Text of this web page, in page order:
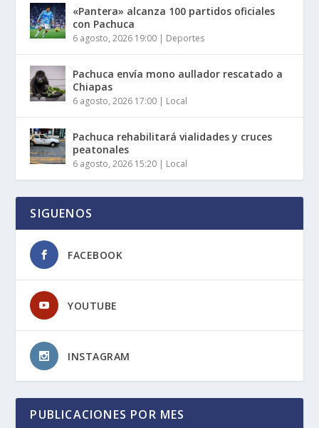
«Pantera» alcanza 100 partidos oficiales
con Pachuca
6 agosto, 2026 19:00 | Deportes
Pachuca envía mono aullador rescatado a
Chiapas
6 agosto, 2026 17:00 | Local
Pachuca rehabilitará vialidades y cruces
peatonales
6 agosto, 2026 15:20 | Local
SIGUENOS
FACEBOOK
YOUTUBE
INSTAGRAM
PUBLICACIONES POR MES